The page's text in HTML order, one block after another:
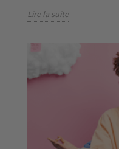
Lire la suite